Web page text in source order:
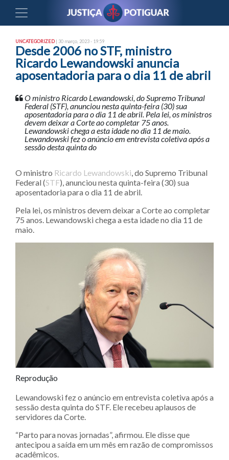
UNCATEGORIZED| 30 março, 2023 - 19:59
Desde 2006 no STF, ministro
Ricardo Lewandowski anuncia
aposentadoria para o dia 11 de abril
O ministro Ricardo Lewandowski, do Supremo Tribunal
Federal (STF), anunciou nesta quinta-feira (30) sua
aposentadoria para o dia 11 de abril. Pela lei, os ministros
devem deixar a Corte ao completar 75 anos.
Lewandowski chega a esta idade no dia 11 de maio.
Lewandowski fez o anúncio em entrevista coletiva após a
sessão desta quinta do
O ministro Ricardo Lewandowski, do Supremo Tribunal
Federal (STF), anunciou nesta quinta-feira (30) sua
aposentadoria para o dia 11 de abril.
Pela lei, os ministros devem deixar a Corte ao completar
75 anos. Lewandowski chega a esta idade no dia 11 de
maio.
Reprodução
Lewandowski fez o anúncio em entrevista coletiva após a
sessão desta quinta do STF. Ele recebeu aplausos de
servidores da Corte.
“Parto para novas jornadas”, afirmou. Ele disse que
antecipou a saída em um mês em razão de compromissos
acadêmicos.